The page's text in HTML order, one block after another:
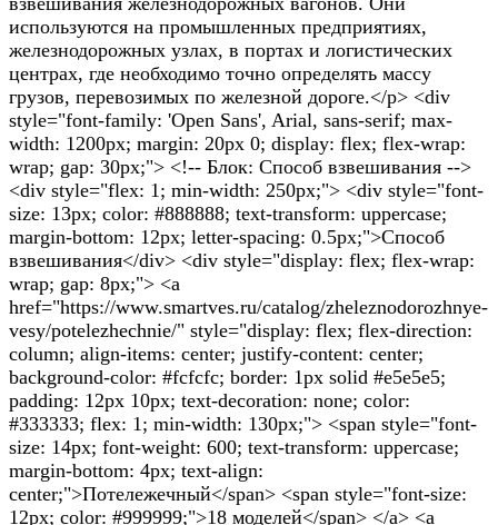
используются на промышленных предприятиях,
железнодорожных узлах, в портах и логистических
центрах, где необходимо точно определять массу
грузов, перевозимых по железной дороге.</p> <div
style="font-family: 'Open Sans', Arial, sans-serif; max-
width: 1200px; margin: 20px 0; display: flex; flex-wrap:
wrap; gap: 30px;"> <!-- Блок: Способ взвешивания -->
<div style="flex: 1; min-width: 250px;"> <div style="font-
size: 13px; color: #888888; text-transform: uppercase;
margin-bottom: 12px; letter-spacing: 0.5px;">Способ
взвешивания</div> <div style="display: flex; flex-wrap:
wrap; gap: 8px;"> <a
href="https://www.smartves.ru/catalog/zheleznodorozhnye-
vesy/potelezhechnie/" style="display: flex; flex-direction:
column; align-items: center; justify-content: center;
background-color: #fcfcfc; border: 1px solid #e5e5e5;
padding: 12px 10px; text-decoration: none; color:
#333333; flex: 1; min-width: 130px;"> <span style="font-
size: 14px; font-weight: 600; text-transform: uppercase;
margin-bottom: 4px; text-align:
center;">Потележечный</span> <span style="font-size:
12px; color: #999999;">18 моделей</span> </a> <a